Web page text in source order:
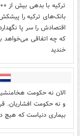
بانک‌های ترکیه را
اقتصادش را سر پا
که چه اتفاقی می‌خواهد
خندید
الان نه حکومت
بیماری دنیاست که هیچ